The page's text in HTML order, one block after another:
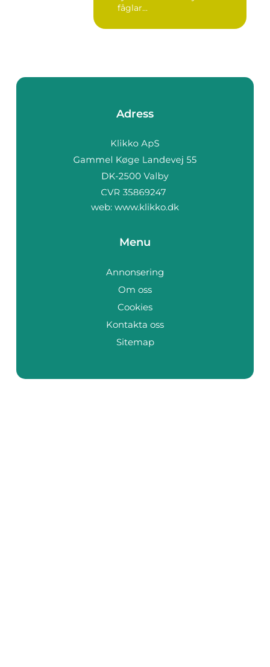
fåglar...
Adress
web: www.klikko.dk
Menu
Annonsering
Om oss
Cookies
Kontakta oss
Sitemap